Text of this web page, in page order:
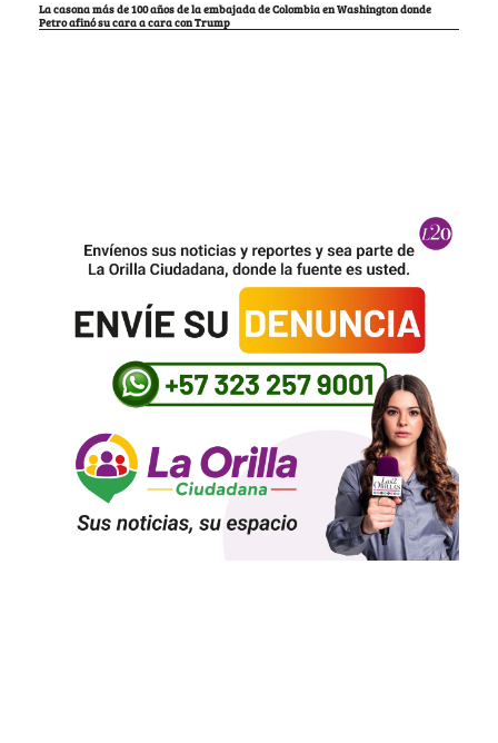
La casona más de 100 años de la embajada de Colombia en Washington donde
Petro afinó su cara a cara con Trump